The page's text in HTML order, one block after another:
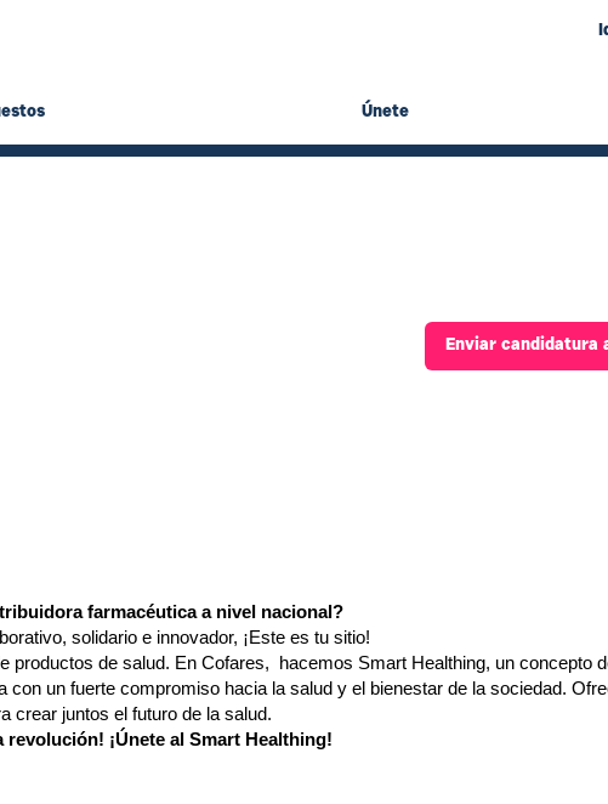
Únete
Enviar candidatura
farmacéutica a nivel nacional?
solidario e innovador, ¡Este es tu sitio!
productos de salud. En Cofares, hacemos Smart Healthing, un concepto
un fuerte compromiso hacia la salud y el bienestar de la sociedad.
crear juntos el futuro de la salud.
revolución! ¡Únete al Smart Healthing!